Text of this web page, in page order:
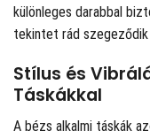
különleges darabbal
tekintet rád
Stílus és
Táskákkal
A bézs alkalmi táskák